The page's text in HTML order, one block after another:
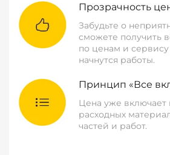
Прозрачность
Забудьте о
сможете получить
по ценам и
начнутся работы.
Принцип «Все
Цена уже включает
расходных
частей и работ.